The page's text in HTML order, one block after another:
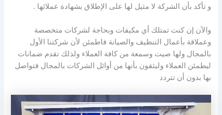
و تأكد بأن الشركة لا مثيل لها على الإطلاق بشهادة عملائها .
والآن إن كنت تمتلك أي مكيفات وبحاجة لشركات متخصصة
وعملاقة بأعمال التنظيف والصيانة فاطمئن لأن شركتنا الأول
بالمجال ولها صيت وسمعة من كافة العملاء ولذلك تقدم ضمانات
ليطمئن العملاء وليثقون بأنها من أوائل الشركات بالمجال فتواصل
بها بدون أن تتردد